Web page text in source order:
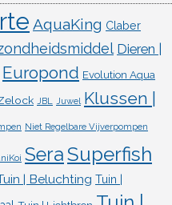
AquaKing Claber
Dieren |
Europond Evolution Aqua
JBL Juwel Klussen |
Niet Regelbare Vijverpompen
SeraSuperfish
| Beluchting Tuin |